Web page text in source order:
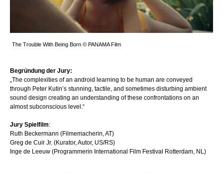
The Trouble With Being Born © PANAMA Film
Begründung der Jury:
„The complexities of an android learning to be human are conveyed
through Peter Kutin’s stunning, tactile, and sometimes disturbing ambient
sound design creating an understanding of these confrontations on an
almost subconscious level.“
Jury Spielfilm:
Ruth Beckermann (Filmemacherin, AT)
Greg de Cuir Jr. (Kurator, Autor, US/RS)
Inge de Leeuw (Programmerin International Film Festival Rotterdam, NL)